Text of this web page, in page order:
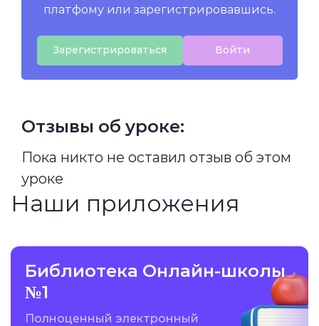
платфому или зарегистрировавшись.
Зарегистрироваться Войти
Отзывы об уроке:
Пока никто не оставил отзыв об этом
уроке
Наши приложения
Библиотека Онлайн-школы
№1
Полноценный электронный